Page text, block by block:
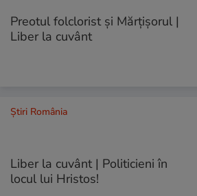
Preotul folclorist şi Mărţişorul |
Liber la cuvânt
Știri România
Liber la cuvânt | Politicieni în
locul lui Hristos!